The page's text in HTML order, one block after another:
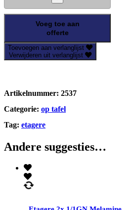
Voeg toe aan
offerte
Toevoegen aan verlanglijst
Verwijderen uit verlanglijst
Artikelnummer: 2537
Categorie: op tafel
Tag: etagere
Andere suggesties…